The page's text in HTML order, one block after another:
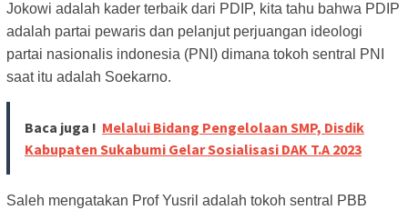
Jokowi adalah kader terbaik dari PDIP, kita tahu bahwa PDIP
adalah partai pewaris dan pelanjut perjuangan ideologi
partai nasionalis indonesia (PNI) dimana tokoh sentral PNI
saat itu adalah Soekarno.
Baca juga ! Melalui Bidang Pengelolaan SMP, Disdik
Kabupaten Sukabumi Gelar Sosialisasi DAK T.A 2023
Saleh mengatakan Prof Yusril adalah tokoh sentral PBB